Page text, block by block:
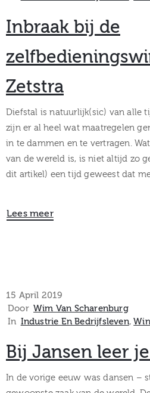
Inbraak bij de
Zetstra
Diefstal is natuurlijk(sic) van alle
zijn er al heel wat maatregelen
in te dammen en te vertragen.
van de wereld is, is niet altijd zo
dit artikel) een tijd geweest dat
Lees meer
15 April 2019
Door Wim Van Scharenburg
In Industrie En Bedrijfsleven‚
Bij Jansen leer
In de vorige eeuw was dansen –